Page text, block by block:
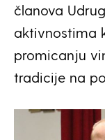
članova
aktivnostima
promicanju
tradicije na